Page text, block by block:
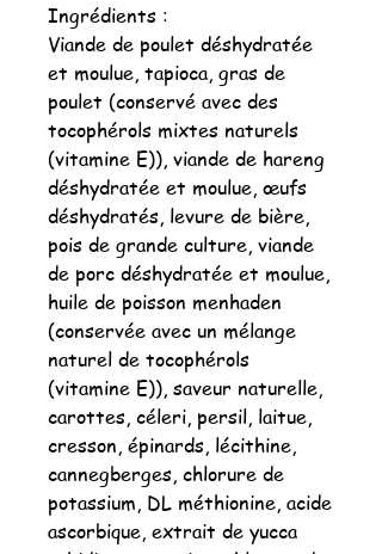
Ingrédients :
Viande de poulet déshydratée
et moulue, tapioca, gras de
poulet (conservé avec des
tocophérols mixtes naturels
(vitamine E)), viande de hareng
déshydratée et moulue, œufs
déshydratés, levure de bière,
pois de grande culture, viande
de porc déshydratée et moulue,
huile de poisson menhaden
(conservée avec un mélange
naturel de tocophérols
(vitamine E)), saveur naturelle,
carottes, céleri, persil, laitue,
cresson, épinards, lécithine,
cannegberges, chlorure de
potassium, DL méthionine, acide
ascorbique, extrait de yucca